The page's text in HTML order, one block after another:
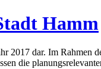
Hamm
dar. Im Rahmen
die